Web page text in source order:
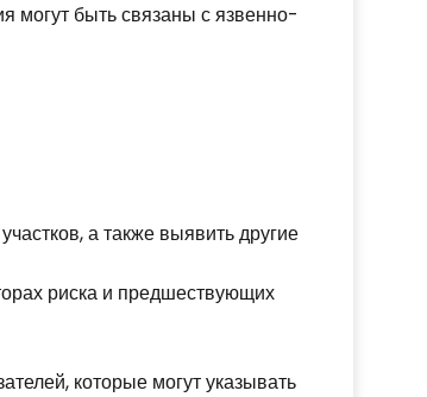
могут быть связаны с язвенно-
а также выявить другие
риска и предшествующих
которые могут указывать